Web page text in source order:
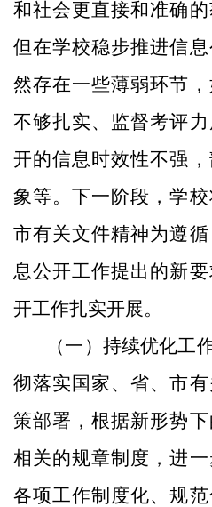
和社会更直接和准确的
但在学校稳步推进信
然存在一些薄弱环节
不够扎实、监督考评
开的信息时效性不强
象等。下一阶段，学校
市有关文件精神为遵
息公开工作提出的新
开工作扎实开展。
（一）持续优化工
彻落实国家、省、市
策部署，根据新形势
相关的规章制度，进
各项工作制度化、规